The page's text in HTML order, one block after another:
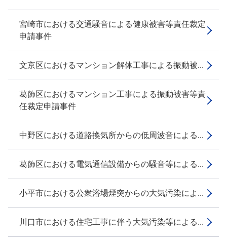
宮崎市における交通騒音による健康被害等責任裁定
申請事件
文京区におけるマンション解体工事による振動被...
葛飾区におけるマンション工事による振動被害等責
任裁定申請事件
中野区における道路換気所からの低周波音による...
葛飾区における電気通信設備からの騒音等による...
小平市における公衆浴場煙突からの大気汚染によ...
川口市における住宅工事に伴う大気汚染等による...